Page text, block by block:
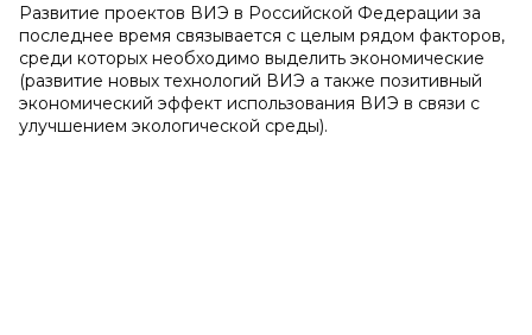
Развитие проектов ВИЭ в Российской Федерации за
последнее время связывается с целым рядом факторов,
среди которых необходимо выделить экономические
(развитие новых технологий ВИЭ а также позитивный
экономический эффект использования ВИЭ в связи с
улучшением экологической среды).